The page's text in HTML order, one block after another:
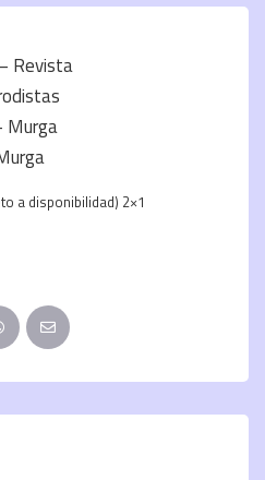
Revista
Murga
a disponibilidad) 2×1